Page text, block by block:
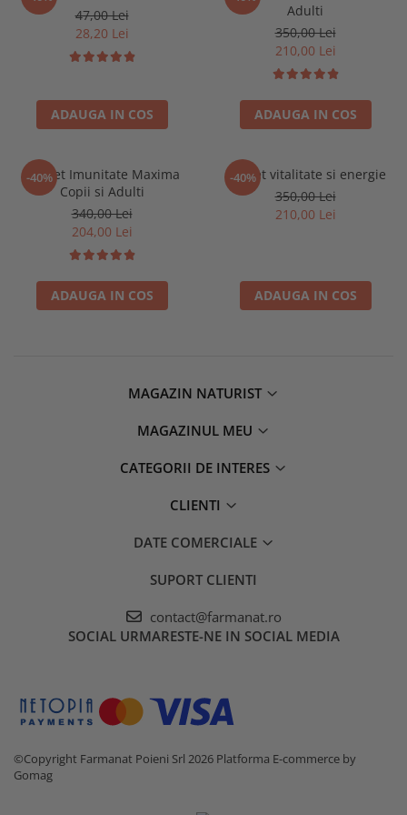
47,00 Lei
28,20 Lei
ADAUGA IN COS
Adulti
350,00 Lei
210,00 Lei
ADAUGA IN COS
-40%
Pachet Imunitate Maxima
Copii si Adulti
340,00 Lei
204,00 Lei
ADAUGA IN COS
-40%
Pachet vitalitate si energie
350,00 Lei
210,00 Lei
ADAUGA IN COS
MAGAZIN NATURIST
MAGAZINUL MEU
CATEGORII DE INTERES
CLIENTI
DATE COMERCIALE
SUPORT CLIENTI
contact@farmanat.ro
SOCIAL URMARESTE-NE IN SOCIAL MEDIA
©Copyright Farmanat Poieni Srl 2026 Platforma E-commerce by
Gomag